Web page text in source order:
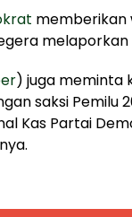
memberikan
) juga meminta
saksi Pemilu
Kas Partai